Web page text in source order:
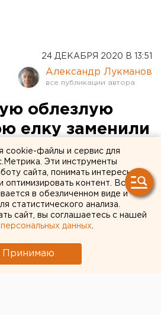
24 ДЕКАБРЯ 2020 В 13:51
Александр Лукманов
облезлую
елку заменили
cookie-файлы и сервис для
Эти инструменты
сайта, понимать интересы
оптимизировать контент. Вся
в обезличенном виде и
статистического анализа.
сайт, вы соглашаетесь с нашей
данных
Принимаю